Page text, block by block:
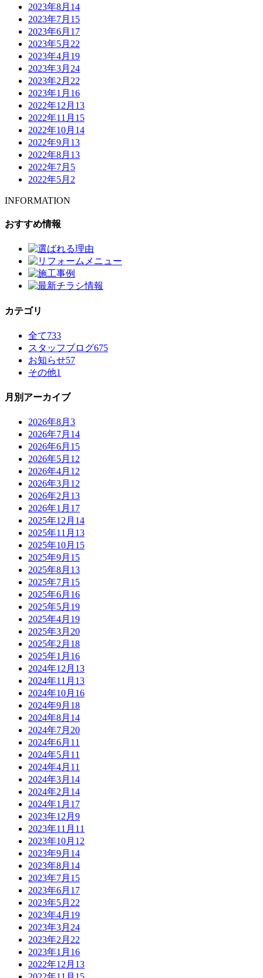
2023年8月 14
2023年7月 15
2023年6月 17
2023年5月 22
2023年4月 19
2023年3月 24
2023年2月 22
2023年1月 16
2022年12月 13
2022年11月 15
2022年10月 14
2022年9月 13
2022年8月 13
2022年7月 5
2022年5月 2
INFORMATION
おすすめ情報
カテゴリ
全て733
スタッフブログ675
お知らせ57
その他1
月別アーカイブ
2026年8月 3
2026年7月 14
2026年6月 15
2026年5月 12
2026年4月 12
2026年3月 12
2026年2月 13
2026年1月 17
2025年12月 14
2025年11月 13
2025年10月 15
2025年9月 15
2025年8月 13
2025年7月 15
2025年6月 16
2025年5月 19
2025年4月 19
2025年3月 20
2025年2月 18
2025年1月 16
2024年12月 13
2024年11月 13
2024年10月 16
2024年9月 18
2024年8月 14
2024年7月 20
2024年6月 11
2024年5月 11
2024年4月 11
2024年3月 14
2024年2月 14
2024年1月 17
2023年12月 9
2023年11月 11
2023年10月 12
2023年9月 14
2023年8月 14
2023年7月 15
2023年6月 17
2023年5月 22
2023年4月 19
2023年3月 24
2023年2月 22
2023年1月 16
2022年12月 13